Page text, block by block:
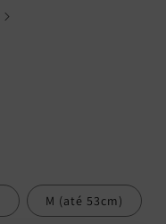
M (até 53cm)